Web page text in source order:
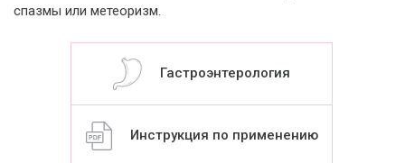
спазмы или метеоризм.
Гастроэнтерология
Инструкция по применению